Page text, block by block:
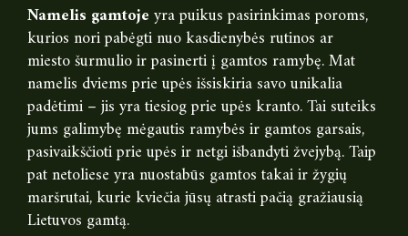
Namelis gamtojeyra puikus pasirinkimas poroms,
kurios nori pabėgti nuo kasdienybės rutinos ar
miesto šurmulio ir pasinerti į gamtos ramybę. Mat
namelis dviems prie upės išsiskiria savo unikalia
padėtimi – jis yra tiesiog prie upės kranto. Tai suteiks
jums galimybę mėgautis ramybės ir gamtos garsais,
pasivaikščioti prie upės ir netgi išbandyti žvejybą. Taip
pat netoliese yra nuostabūs gamtos takai ir žygių
maršrutai, kurie kviečia jūsų atrasti pačią gražiausią
Lietuvos gamtą.